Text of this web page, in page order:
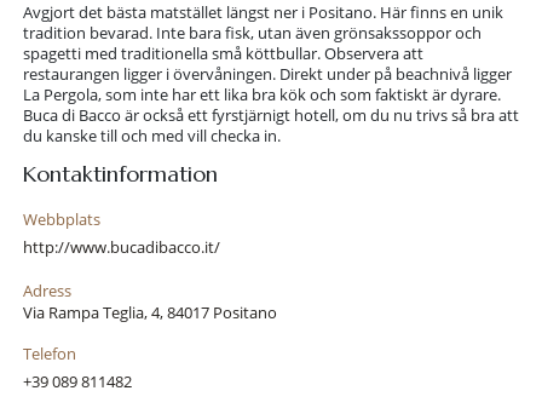
Avgjort det bästa matstället längst ner i Positano. Här finns en unik
tradition bevarad. Inte bara fisk, utan även grönsakssoppor och
spagetti med traditionella små köttbullar. Observera att
restaurangen ligger i övervåningen. Direkt under på beachnivå ligger
La Pergola, som inte har ett lika bra kök och som faktiskt är dyrare.
Buca di Bacco är också ett fyrstjärnigt hotell, om du nu trivs så bra att
du kanske till och med vill checka in.
Kontaktinformation
Webbplats
http://www.bucadibacco.it/
Adress
Via Rampa Teglia, 4, 84017 Positano
Telefon
+39 089 811482